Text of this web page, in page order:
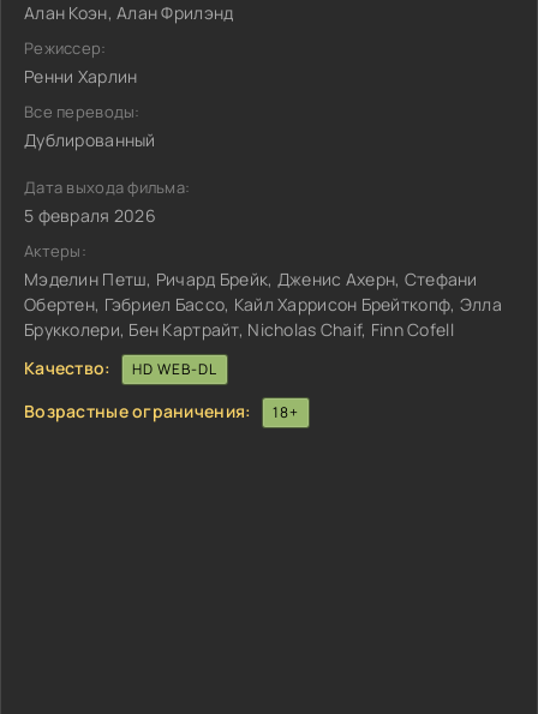
Алан Коэн, Алан Фрилэнд
Режиссер:
Ренни Харлин
Все переводы:
Дублированный
Дата выхода фильма:
5 февраля 2026
Актеры:
Мэделин Петш, Ричард Брейк, Дженис Ахерн, Стефани
Обертен, Гэбриел Бассо, Кайл Харрисон Брейткопф, Элла
Брукколери, Бен Картрайт, Nicholas Chaif, Finn Cofell
Качество:
HD WEB-DL
Возрастные ограничения: 18+